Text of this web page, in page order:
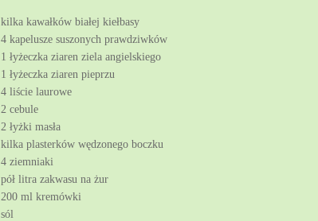
kilka kawałków białej kiełbasy
4 kapelusze suszonych prawdziwków
1 łyżeczka ziaren ziela angielskiego
1 łyżeczka ziaren pieprzu
4 liście laurowe
2 cebule
2 łyżki masła
kilka plasterków wędzonego boczku
4 ziemniaki
pół litra zakwasu na żur
200 ml kremówki
sól